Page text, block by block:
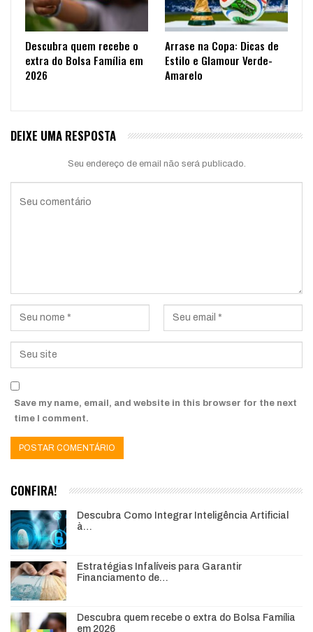
Descubra quem recebe o
extra do Bolsa Família em
2026
Arrase na Copa: Dicas de
Estilo e Glamour Verde-
Amarelo
DEIXE UMA RESPOSTA
Seu endereço de email não será publicado.
Save my name, email, and website in this browser for the next
time I comment.
CONFIRA!
Descubra Como Integrar Inteligência Artificial
à…
Estratégias Infalíveis para Garantir
Financiamento de…
Descubra quem recebe o extra do Bolsa Família
em 2026